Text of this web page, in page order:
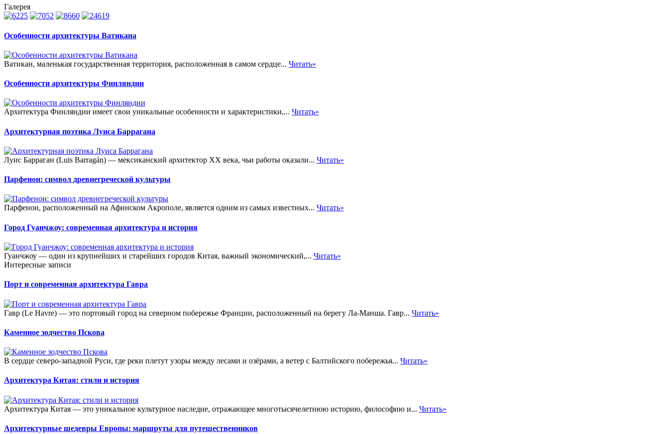
Галерея
Особенности архитектуры Ватикана
Ватикан, маленькая государственная территория, расположенная в самом сердце... Читать»
Особенности архитектуры Финляндии
Архитектура Финляндии имеет свои уникальные особенности и характеристики,... Читать»
Архитектурная поэтика Луиса Баррагана
Луис Барраган (Luis Barragán) — мексиканский архитектор XX века, чьи работы оказали... Читать»
Парфенон: символ древнегреческой культуры
Парфенон, расположенный на Афинском Акрополе, является одним из самых известных... Читать»
Город Гуанчжоу: современная архитектура и история
Гуанчжоу — один из крупнейших и старейших городов Китая, важный экономический,... Читать»
Интересные записи
Порт и современная архитектура Гавра
Гавр (Le Havre) — это портовый город на северном побережье Франции, расположенный на берегу Ла-Манша. Гавр... Читать»
Каменное зодчество Пскова
В сердце северо-западной Руси, где реки плетут узоры между лесами и озёрами, а ветер с Балтийского побережья... Читать»
Архитектура Китая: стили и история
Архитектура Китая — это уникальное культурное наследие, отражающее многотысячелетнюю историю, философию и... Читать»
Архитектурные шедевры Европы: маршруты для путешественников